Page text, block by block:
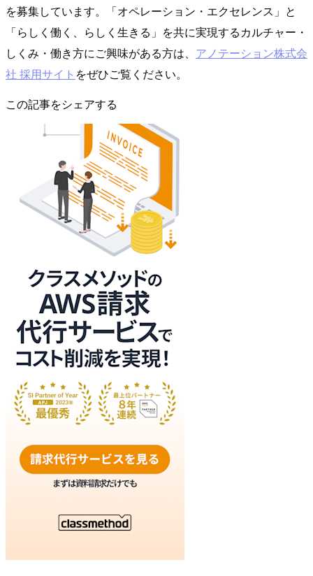
を募集しています。「オペレーション・エクセレンス」と
「らしく働く、らしく生きる」を共に実現するカルチャー・
しくみ・働き方にご興味がある方は、 アノテーション株式会
社 採用サイト をぜひご覧ください。
この記事をシェアする